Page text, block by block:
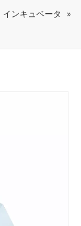
BIOBASE
は法的責
インキュベータ
»